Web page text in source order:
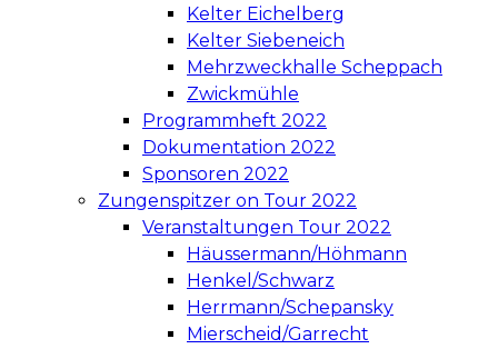
Kelter Eichelberg
Kelter Siebeneich
Mehrzweckhalle Scheppach
Zwickmühle
Programmheft 2022
Dokumentation 2022
Sponsoren 2022
Zungenspitzer on Tour 2022
Veranstaltungen Tour 2022
Häussermann/Höhmann
Henkel/Schwarz
Herrmann/Schepansky
Mierscheid/Garrecht